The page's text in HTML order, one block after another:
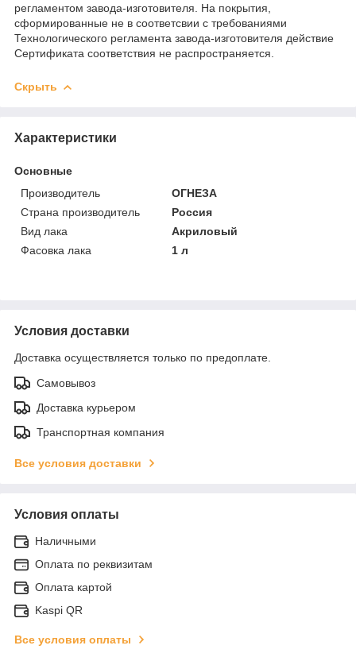
регламентом завода-изготовителя. На покрытия,
сформированные не в соответсвии с требованиями
Технологического регламента завода-изготовителя действие
Сертификата соответствия не распространяется.
Скрыть
Характеристики
Основные
Производитель
ОГНЕЗА
Страна производитель
Россия
Вид лака
Акриловый
Фасовка лака
1 л
Условия доставки
Доставка осуществляется только по предоплате.
Самовывоз
Доставка курьером
Транспортная компания
Все условия доставки
Условия оплаты
Наличными
Оплата по реквизитам
Оплата картой
Kaspi QR
Все условия оплаты